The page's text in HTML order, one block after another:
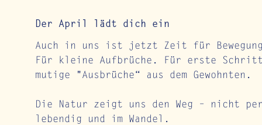
Der April lädt dich ein
Auch in uns ist jetzt Zeit für
Für kleine Aufbrüche. Für erste
mutige "Ausbrüche“ aus dem Gewohnten.
Die Natur zeigt uns den Weg – nicht
lebendig und im Wandel.